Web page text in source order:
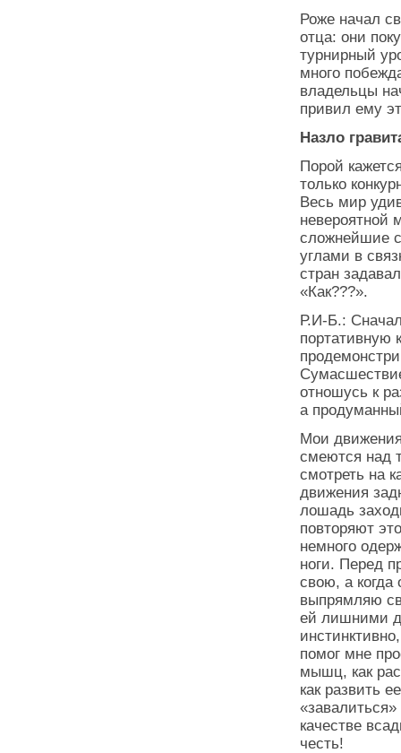
Роже начал
отца: они
турнирный
много
владельцы
привил ему
Назло
Порой
только
Весь мир
невероятной
сложнейшие
углами в
стран
«Как???».
Р.И-Б.:
портативную
отношусь к
а
Мои
смеются над
смотреть на
движения
лошадь
повторяют
немного
ноги. Перед
свою, а когда
выпрямляю
ей лишними
помог мне
мышц, как
как развить
качестве
честь!